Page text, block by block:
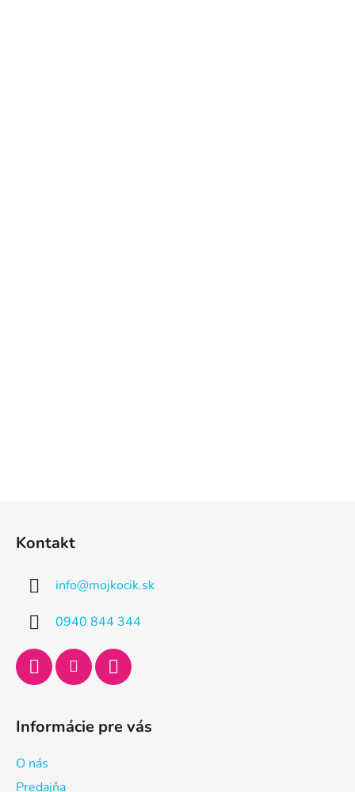
Kontakt
info@mojkocik.sk
0940 844 344
Informácie pre vás
O nás
Predajňa